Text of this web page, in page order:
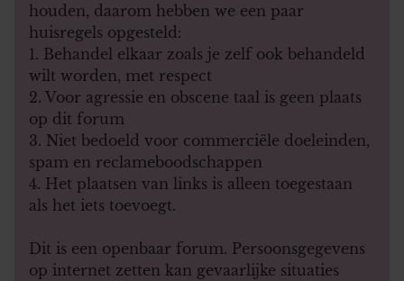
houden, daarom hebben we een paar
huisregels opgesteld:
1. Behandel elkaar zoals je zelf ook behandeld
wilt worden, met respect
2. Voor agressie en obscene taal is geen plaats
op dit forum
3. Niet bedoeld voor commerciële doeleinden,
spam en reclameboodschappen
4. Het plaatsen van links is alleen toegestaan
als het iets toevoegt.
Dit is een openbaar forum. Persoonsgegevens
op internet zetten kan gevaarlijke situaties